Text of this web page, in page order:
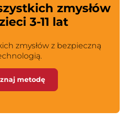
zmysłów
3-11 lat
zmysłów z bezpieczną
metodę